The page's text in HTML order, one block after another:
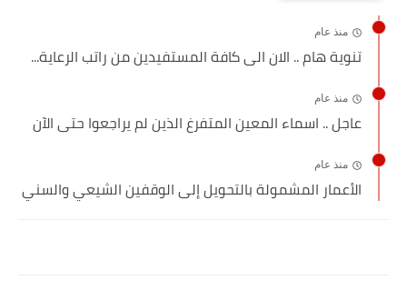
منذ عام
تنوية هام .. الان الى كافة المستفيدين من راتب الرعاية...
منذ عام
عاجل .. اسماء المعين المتفرغ الذين لم يراجعوا حتى الآن
منذ عام
الأعمار المشمولة بالتحويل إلى الوقفين الشيعي والسني